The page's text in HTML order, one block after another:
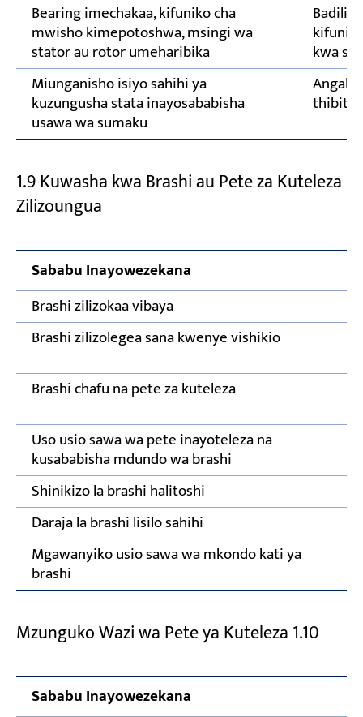
Bearing imechakaa, kifuniko cha
mwisho kimepotoshwa, msingi wa
stator au rotor umeharibika
kwa
Miunganisho isiyo sahihi ya
kuzungusha stata inayosababisha
usawa wa sumaku
1.9 Kuwasha kwa Brashi au Pete za Kuteleza
Zilizoungua
Sababu Inayowezekana
Brashi zilizokaa vibaya
Brashi zilizolegea sana kwenye vishikio
Brashi chafu na pete za kuteleza
Uso usio sawa wa pete inayoteleza na
kusababisha mdundo wa brashi
Shinikizo la brashi halitoshi
Daraja la brashi lisilo sahihi
Mgawanyiko usio sawa wa mkondo kati ya
brashi
Mzunguko Wazi wa Pete ya Kuteleza 1.10
Sababu Inayowezekana